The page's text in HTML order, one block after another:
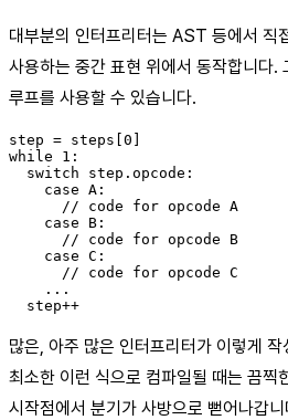
대부분의 인터프리터는 AST 등에서
사용하는 중간 표현 위에서 동작합니다.
루프를 사용할 수 있습니다.
step = steps[0]
while 1:
  switch step.opcode:
    case A:
      // code for opcode A
    case B:
      // code for opcode B
    case C:
      // code for opcode C
    ...
많은, 아주 많은 인터프리터가 이렇게
최소한 이런 식으로 컴파일될 때는 끔찍
시작점에서 분기가 사방으로 뻗어나갑